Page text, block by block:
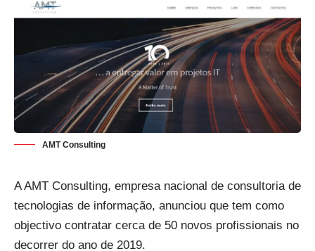
AMT Consulting
A AMT Consulting, empresa nacional de consultoria de
tecnologias de informação, anunciou que tem como
objectivo contratar cerca de 50 novos profissionais no
decorrer do ano de 2019.